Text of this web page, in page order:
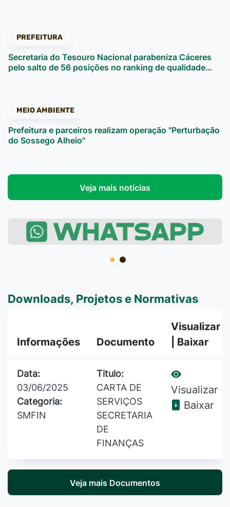
PREFEITURA
Secretaria do Tesouro Nacional parabeniza Cáceres
pelo salto de 56 posições no ranking de qualidade…
MEIO AMBIENTE
Prefeitura e parceiros realizam operação "Perturbação
do Sossego Alheio"
Veja mais notícias
Downloads, Projetos e Normativas
Informações Documento
Visualizar
| Baixar
Data:
03/06/2025
Categoria:
SMFIN
Titulo:
CARTA DE
SERVIÇOS
SECRETARIA
DE
FINANÇAS
Visualizar
Baixar
Veja mais Documentos